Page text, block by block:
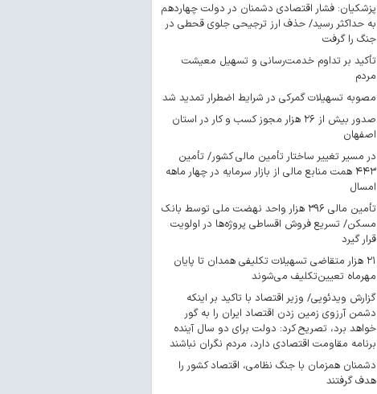
پزشکیان: فشار اقتصادی دشمنان در دولت چهاردهم
به حداکثر رسید/ حذف ارز ترجیحی جلوی قحطی در
جنگ را گرفت
تأکید بر تداوم خدمت‌رسانی و تسهیل معیشت
مردم
مصوبه تسهیلات گمرکی در شرایط اضطرار تمدید شد
صدور بیش از ۲۶ هزار مجوز کسب‌ و کار در استان
اصفهان
در مسیر تغییر ساختار تأمین مالی کشور/ تأمین
۴۴۳ همت منابع مالی از بازار سرمایه در چهار ماهه
امسال
تأمین مالی ۳۹۶ هزار واحد نهضت ملی توسط بانک
مسکن/ تسریع فروش اقساطی پروژه‌ها در اولویت
قرار گیرد
۲۱ هزار متقاضی تسهیلات تکلیفی همدان تا پایان
مهرماه تعیین‌تکلیف می‌شوند
گزارش ویدئویی/ وزیر اقتصاد با تاکید بر اینکه
دشمن آرزوی زمین زدن اقتصاد ایران را به گور
خواهد برد، تصریح کرد: دولت برای دو سال آینده
برنامه مقاومت اقتصادی دارد، مردم نگران نباشند
دشمنان همزمان با جنگ نظامی، اقتصاد کشور را
هدف گرفتند